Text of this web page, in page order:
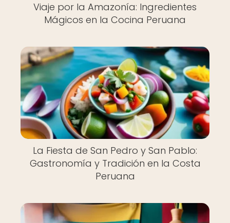
Viaje por la Amazonía: Ingredientes
Mágicos en la Cocina Peruana
La Fiesta de San Pedro y San Pablo:
Gastronomía y Tradición en la Costa
Peruana